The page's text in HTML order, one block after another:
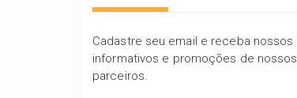
Cadastre seu email e receba nossos
informativos e promoções de nossos
parceiros.